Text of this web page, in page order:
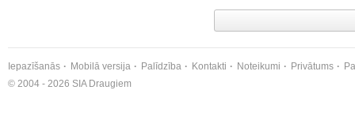
Iepazīšanās Mobilā versija Palīdzība Kontakti Noteikumi Privātums
© 2004 - 2026 SIA Draugiem